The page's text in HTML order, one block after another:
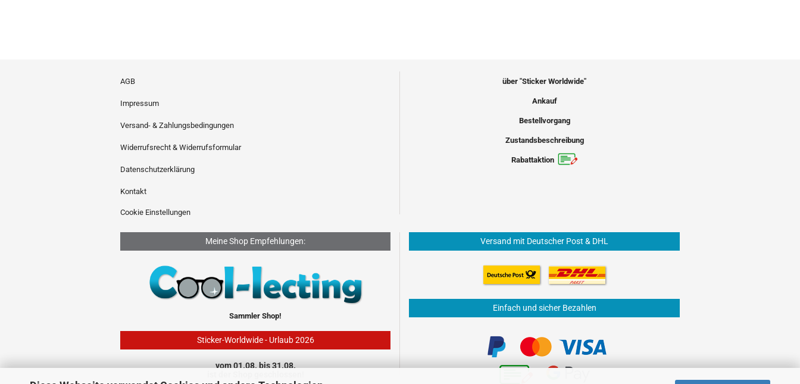
AGB
Impressum
Versand- & Zahlungsbedingungen
Widerrufsrecht & Widerrufsformular
Datenschutzerklärung
Kontakt
Cookie Einstellungen
über "Sticker Worldwide"
Ankauf
Bestellvorgang
Zustandsbeschreibung
Rabattaktion
Meine Shop Empfehlungen:
Sammler Shop!
Sticker-Worldwide - Urlaub 2026
vom 01.08. bis 31.08.
Versand mit Deutscher Post & DHL
Einfach und sicher Bezahlen